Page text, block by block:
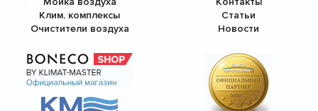
Клим. комплексы
Очистители воздуха
Статьи
Новости